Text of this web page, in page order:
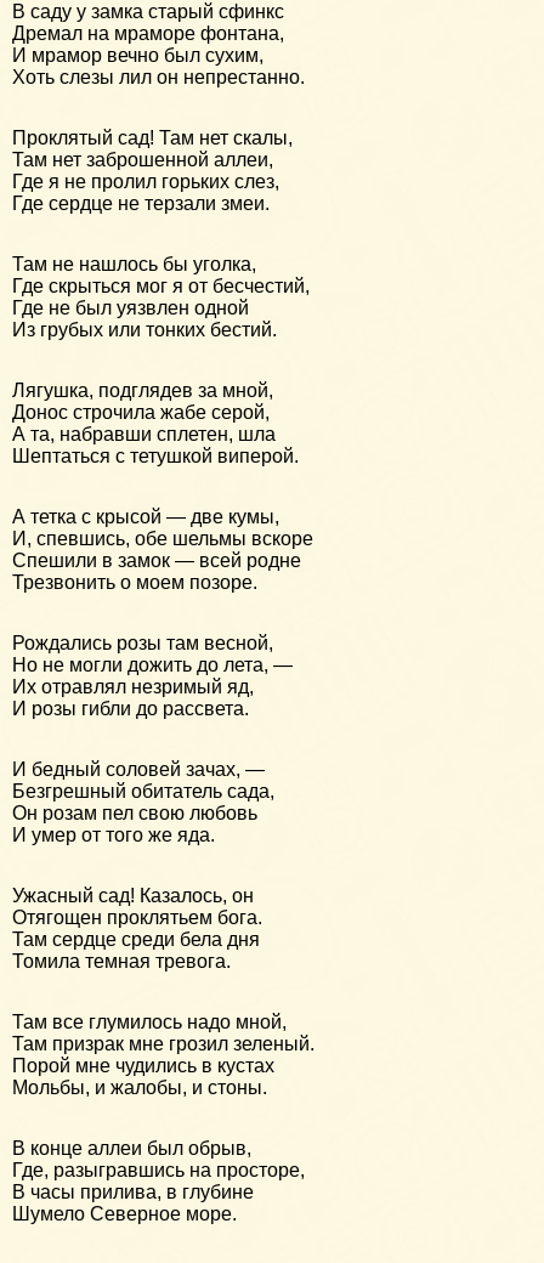
В саду у замка старый сфинкс
Дремал на мраморе фонтана,
И мрамор вечно был сухим,
Хоть слезы лил он непрестанно.
Проклятый сад! Там нет скалы,
Там нет заброшенной аллеи,
Где я не пролил горьких слез,
Где сердце не терзали змеи.
Там не нашлось бы уголка,
Где скрыться мог я от бесчестий,
Где не был уязвлен одной
Из грубых или тонких бестий.
Лягушка, подглядев за мной,
Донос строчила жабе серой,
А та, набравши сплетен, шла
Шептаться с тетушкой виперой.
А тетка с крысой — две кумы,
И, спевшись, обе шельмы вскоре
Спешили в замок — всей родне
Трезвонить о моем позоре.
Рождались розы там весной,
Но не могли дожить до лета, —
Их отравлял незримый яд,
И розы гибли до рассвета.
И бедный соловей зачах, —
Безгрешный обитатель сада,
Он розам пел свою любовь
И умер от того же яда.
Ужасный сад! Казалось, он
Отягощен проклятьем бога.
Там сердце среди бела дня
Томила темная тревога.
Там все глумилось надо мной,
Там призрак мне грозил зеленый.
Порой мне чудились в кустах
Мольбы, и жалобы, и стоны.
В конце аллеи был обрыв,
Где, разыгравшись на просторе,
В часы прилива, в глубине
Шумело Северное море.